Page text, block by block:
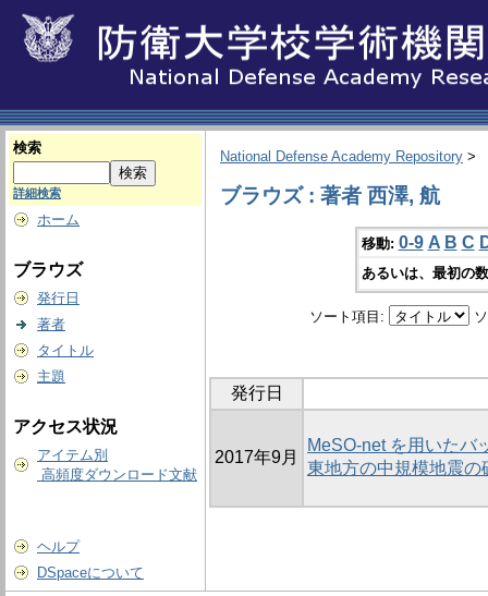
検索
詳細検索
ホーム
ブラウズ
発行日
著者
タイトル
主題
アクセス状況
アイテム別
高頻度ダウンロード文献
ヘルプ
DSpaceについて
National Defense Academy Repository >
ブラウズ : 著者 西澤, 航
移動: 0-9 A B C
あるいは、最初の
ソート項目:
発行日
2017年9月
MeSO-net を用いたバ
東地方の中規模地震の